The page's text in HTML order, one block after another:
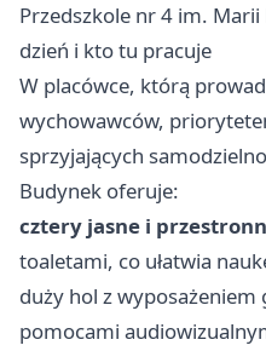
Przedszkole nr 4 im.
dzień i kto tu pracuje
W placówce, którą
wychowawców,
sprzyjających
Budynek oferuje:
cztery jasne i
toaletami, co ułatwia
duży hol z
pomocami